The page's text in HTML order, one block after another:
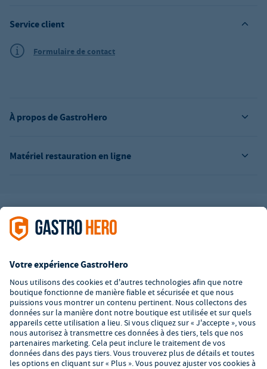
Matériel restauration en ligne
À propos de GastroHero
Service client
Formulaire de contact
L’offre de la société GastroHero est exclusivement destinée aux
entreprises. Tous les prix sont des prix unitaires nets majorés de
Certaines méthodes de paiement peuvent entraîner des frais
supplémentaires.
² PVC : Prix de Vente Conseillé par le fabricant
*A partir d'un montant de 350€ net. Jusqu'à cette date, les frais
de port s'élèvent à 7,90€ (hors TVA).